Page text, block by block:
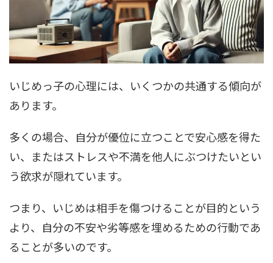
いじめっ子の心理には、いくつかの共通する傾向が
あります。
多くの場合、自分が優位に立つことで安心感を得た
い、またはストレスや不満を他人にぶつけたいとい
う欲求が隠れています。
つまり、いじめは相手を傷つけることが目的という
より、自分の不安や劣等感を埋めるための行動であ
ることが多いのです。